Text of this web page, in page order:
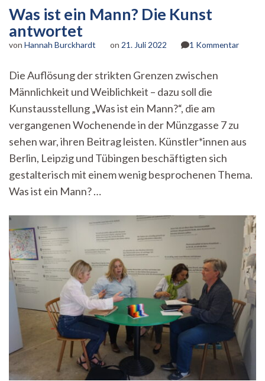
Was ist ein Mann? Die Kunst
antwortet
von Hannah Burckhardt on 21. Juli 2022 1 Kommentarzu
Die Auflösung der strikten Grenzen zwischen
Männlichkeit und Weiblichkeit – dazu soll die
Kunstausstellung „Was ist ein Mann?“, die am
vergangenen Wochenende in der Münzgasse 7 zu
sehen war, ihren Beitrag leisten. Künstler*innen aus
Berlin, Leipzig und Tübingen beschäftigten sich
gestalterisch mit einem wenig besprochenen Thema.
Was ist ein Mann? …